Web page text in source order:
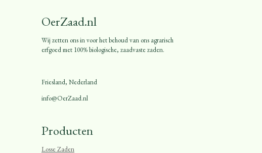
OerZaad.nl
Wij zetten ons in voor het behoud van ons agrarisch
erfgoed met 100% biologische, zaadvaste zaden.
Friesland, Nederland
info@OerZaad.nl
Producten
Losse Zaden